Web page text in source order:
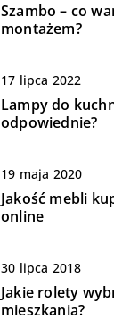
Szambo – co
montażem?
17 lipca 2022
Lampy do
odpowiednie?
19 maja 2020
Jakość mebli
online
30 lipca 2018
Jakie rolety
mieszkania?